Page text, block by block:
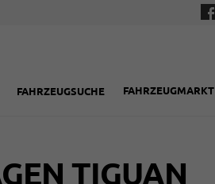
FAHRZEUGSUCHE FAHRZEUGMARKT
TIGUAN